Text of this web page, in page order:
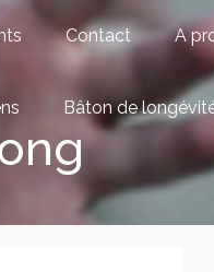
Contact A
Bâton de